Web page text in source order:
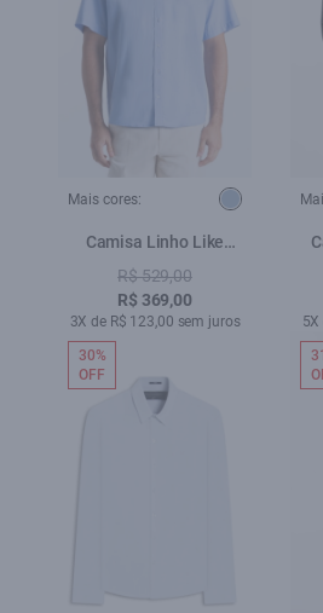
Mais cores:
Camisa Linho Like
Cintage Xangai Azul
Claro
R$ 529,00
R$ 369,00
3X de R$ 123,00 sem juros
30%
OFF